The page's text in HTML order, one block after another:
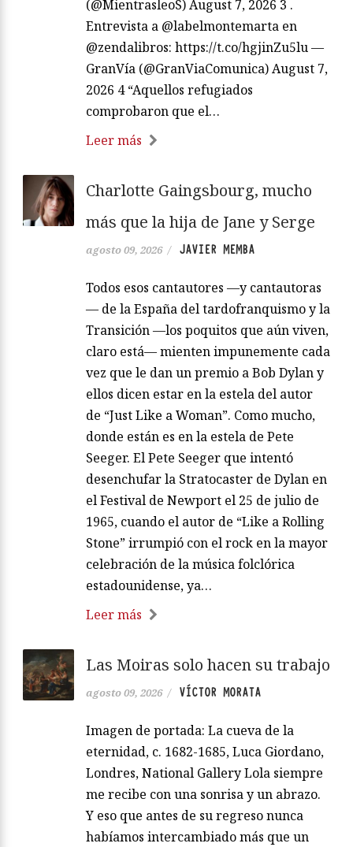
(@MientrasleoS) August 7, 2026 3 .
Entrevista a @labelmontemarta en
@zendalibros: https://t.co/hgjinZu5lu —
GranVía (@GranViaComunica) August 7,
2026 4 “Aquellos refugiados
comprobaron que el…
Leer más
Charlotte Gaingsbourg, mucho
más que la hija de Jane y Serge
agosto 09, 2026 / JAVIER MEMBA
Todos esos cantautores —y cantautoras
— de la España del tardofranquismo y la
Transición —los poquitos que aún viven,
claro está— mienten impunemente cada
vez que le dan un premio a Bob Dylan y
ellos dicen estar en la estela del autor
de “Just Like a Woman”. Como mucho,
donde están es en la estela de Pete
Seeger. El Pete Seeger que intentó
desenchufar la Stratocaster de Dylan en
el Festival de Newport el 25 de julio de
1965, cuando el autor de “Like a Rolling
Stone” irrumpió con el rock en la mayor
celebración de la música folclórica
estadounidense, ya…
Leer más
Las Moiras solo hacen su trabajo
agosto 09, 2026 / VÍCTOR MORATA
Imagen de portada: La cueva de la
eternidad, c. 1682-1685, Luca Giordano,
Londres, National Gallery Lola siempre
me recibe con una sonrisa y un abrazo.
Y eso que antes de su regreso nunca
habíamos intercambiado más que un